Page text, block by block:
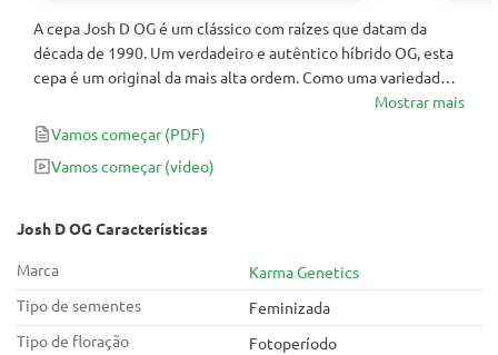
A cepa Josh D OG é um clássico com raízes que datam da
década de 1990. Um verdadeiro e autêntico híbrido OG, esta
cepa é um original da mais alta ordem. Como uma variedade
dominante de indica artesanal, você se sentirá feliz e eufórico
com apenas o suficiente de sedação relaxante.
Mostrar mais
Vamos começar (PDF)
Vamos começar(vídeo)
Josh D OG Características
Marca
Karma Genetics
Tipo de sementes
Feminizada
Tipo de floração
Fotoperíodo